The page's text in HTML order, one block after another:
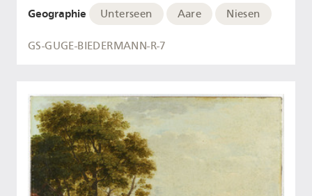
Geographie Unterseen Aare Niesen
GS-GUGE-BIEDERMANN-R-7